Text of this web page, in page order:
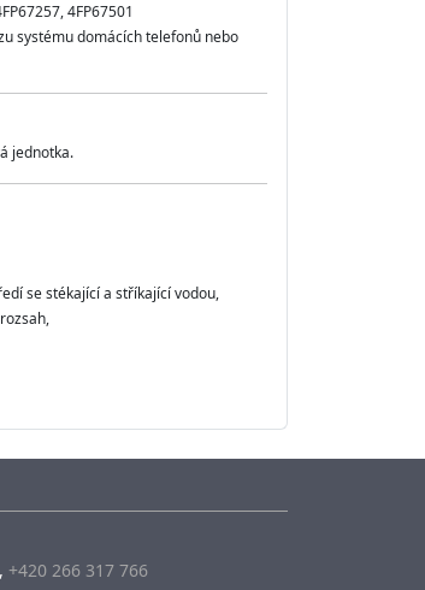
4FP67501
systému domácích telefonů nebo
jednotka.
se stékající a stříkající vodou,
, +420 266 317 766